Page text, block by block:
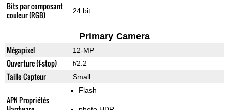
Bits par composant
couleur (RGB)
24 bit
Primary Camera
Mégapixel 12-MP
Ouverture (f-stop) f/2.2
Taille Capteur Small
APN Propriétés
Flash